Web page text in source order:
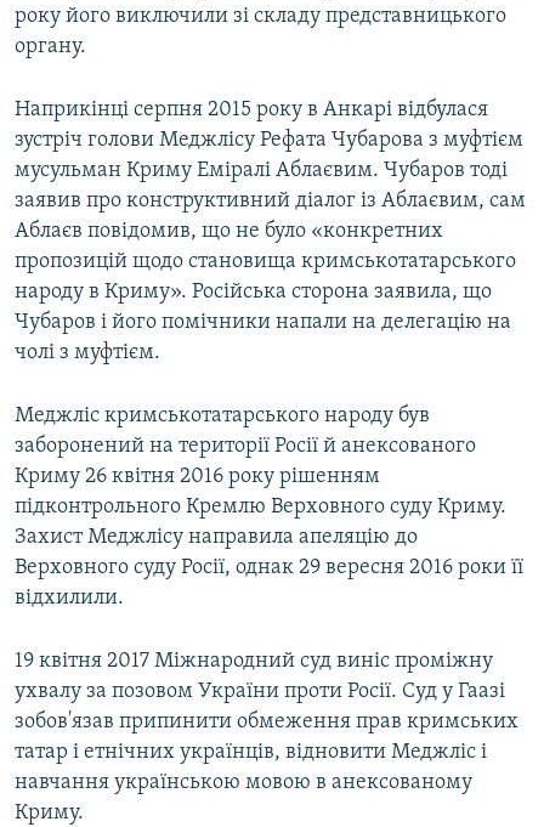
року його виключили зі складу представницького
органу.
Наприкінці серпня 2015 року в Анкарі відбулася
зустріч голови Меджлісу Рефата Чубарова з муфтієм
мусульман Криму Еміралі Аблаєвим. Чубаров тоді
заявив про конструктивний діалог із Аблаєвим, сам
Аблаєв повідомив, що не було «конкретних
пропозицій щодо становища кримськотатарського
народу в Криму». Російська сторона заявила, що
Чубаров і його помічники напали на делегацію на
чолі з муфтієм.
Меджліс кримськотатарського народу був
заборонений на території Росії й анексованого
Криму 26 квітня 2016 року рішенням
підконтрольного Кремлю Верховного суду Криму.
Захист Меджлісу направила апеляцію до
Верховного суду Росії, однак 29 вересня 2016 роки її
відхилили.
19 квітня 2017 Міжнародний суд виніс проміжну
ухвалу за позовом України проти Росії. Суд у Гаазі
зобов'язав припинити обмеження прав кримських
татар і етнічних українців, відновити Меджліс і
навчання українською мовою в анексованому
Криму.